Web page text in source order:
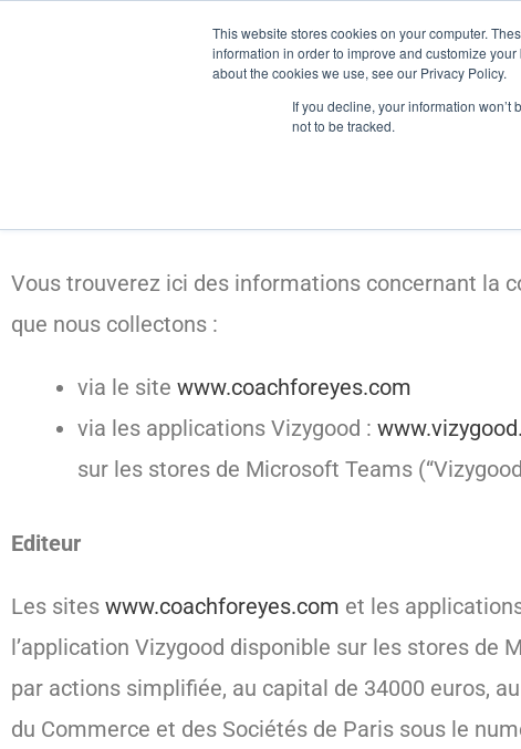
This website stores cookies on your computer.
information in order to improve and customize
about the cookies we use, see our Privacy Policy.
If you decline, your information
not to be tracked.
Fatigue Digitale Enjeux
Vous trouverez ici des informations concernant la
que nous collectons :
via le site www.coachforeyes.com
via les applications Vizygood :
sur les stores de Microsoft Teams
Editeur
Les sites www.coachforeyes.com et les
l’application Vizygood disponible sur les stores de
par actions simplifiée, au capital de 34000 euros,
du Commerce et des Sociétés de Paris sous le